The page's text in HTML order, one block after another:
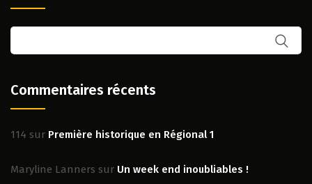
Commentaires récents
114 sur Première historique en Régional 1
Maryline Lanners sur Un week end inoubliables !